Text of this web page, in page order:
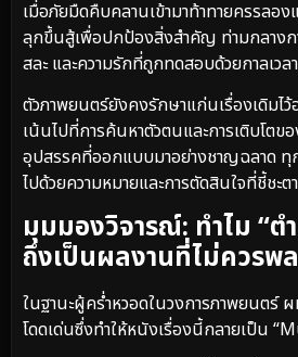
เมื่อภัยมืดคืบคลานเข้ามาท้าทายครรลอง
ลุกขึ้นสู้เพื่อปกป้องสิ่งสำคัญ ท่ามกลางก
สละ และความรักที่ถูกทดสอบด้วยกาลเวลา
ตัวภาพยนตร์ยังคงรักษาแก่นเรื่องเดิมไ
เน้นไปที่การค้นหาตัวตนและการเติบโตข
อุปสรรคที่ออกแบบมาอย่างชาญฉลาด ทุ
ไปด้วยความหมายและการตัดสินใจที่ชี้ชะ
มุมมองวิจารณ์: ทำไม “ต
ถึงเป็นผลงานที่ไม่ควรพ
ในฐานะผู้คร่ำหวอดในวงการภาพยนตร์
โดดเด่นซึ่งทำให้หนังเรื่องนี้กลายเป็น